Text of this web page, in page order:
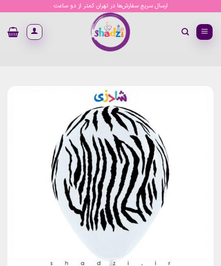
content
ارسال سریع سفارش‌ها در تهران کمتر از دو ساعت